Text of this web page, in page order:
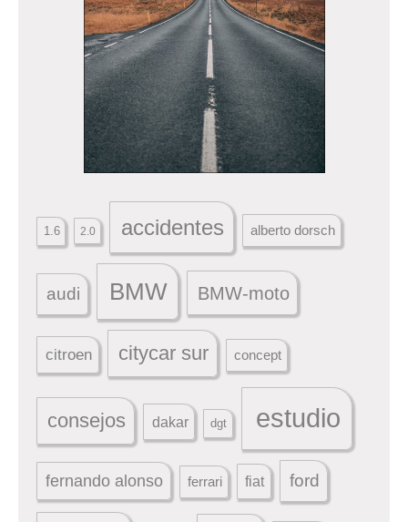
1.6 2.0 accidentes alberto dorsch
audi BMW BMW-moto
citroen citycar sur concept
consejos dakar dgt estudio
fernando alonso ferrari fiat ford